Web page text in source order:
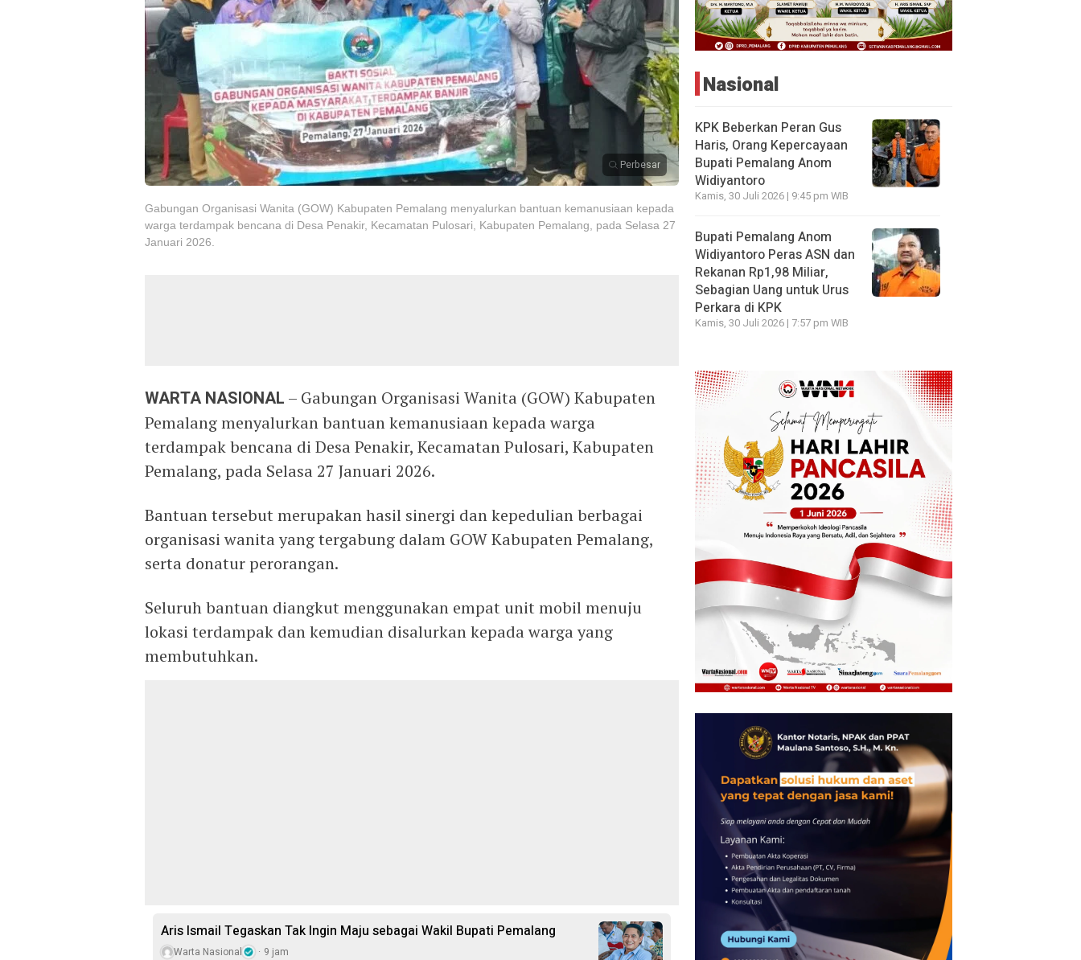
Perbesar
Gabungan Organisasi Wanita (GOW) Kabupaten Pemalang menyalurkan bantuan kemanusiaan kepada
warga terdampak bencana di Desa Penakir, Kecamatan Pulosari, Kabupaten Pemalang, pada Selasa 27
Januari 2026.
WARTA NASIONAL – Gabungan Organisasi Wanita (GOW) Kabupaten
Pemalang menyalurkan bantuan kemanusiaan kepada warga
terdampak bencana di Desa Penakir, Kecamatan Pulosari, Kabupaten
Pemalang, pada Selasa 27 Januari 2026.
Bantuan tersebut merupakan hasil sinergi dan kepedulian berbagai
organisasi wanita yang tergabung dalam GOW Kabupaten Pemalang,
serta donatur perorangan.
Seluruh bantuan diangkut menggunakan empat unit mobil menuju
lokasi terdampak dan kemudian disalurkan kepada warga yang
membutuhkan.
Aris Ismail Tegaskan Tak Ingin Maju sebagai Wakil Bupati Pemalang
Warta Nasional 9 jam
Nasional
KPK Beberkan Peran Gus
Haris, Orang Kepercayaan
Bupati Pemalang Anom
Widiyantoro
Kamis, 30 Juli 2026 | 9:45 pm WIB
Bupati Pemalang Anom
Widiyantoro Peras ASN dan
Rekanan Rp1,98 Miliar,
Sebagian Uang untuk Urus
Perkara di KPK
Kamis, 30 Juli 2026 | 7:57 pm WIB